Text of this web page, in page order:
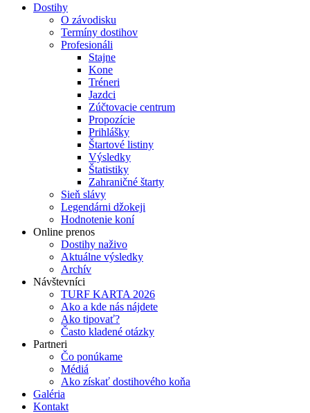
Dostihy
O závodisku
Termíny dostihov
Profesionáli
Stajne
Kone
Tréneri
Jazdci
Zúčtovacie centrum
Propozície
Prihlášky
Štartové listiny
Výsledky
Štatistiky
Zahraničné štarty
Sieň slávy
Legendárni džokeji
Hodnotenie koní
Online prenos
Dostihy naživo
Aktuálne výsledky
Archív
Návštevníci
TURF KARTA 2026
Ako a kde nás nájdete
Ako tipovať?
Často kladené otázky
Partneri
Čo ponúkame
Médiá
Ako získať dostihového koňa
Galéria
Kontakt